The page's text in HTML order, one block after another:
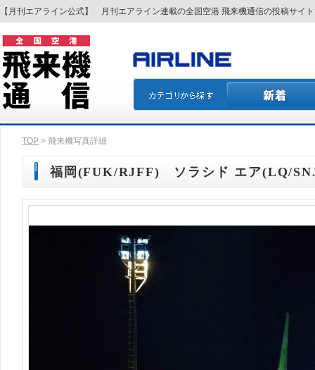
【月刊エアライン公式】 月刊エアライン連載の全国空港 飛来機通信の投稿サイ
TOP > 飛来機写真詳細
福岡(FUK/RJFF) ソラシド エア(LQ/